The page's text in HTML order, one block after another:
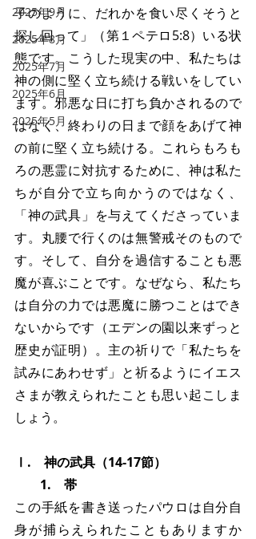
2025年9月
2025年8月
2025年7月
2025年6月
2025年5月
子のように、だれかを食い尽くそうと
探し回って」（第１ペテロ5:8）いる状
態です。こうした現実の中、私たちは
神の側に堅く立ち続ける戦いをしてい
ます。邪悪な日に打ち負かされるので
はなく、終わりの日まで顔をあげて神
の前に堅く立ち続ける。これらもろも
ろの悪霊に対抗するために、神は私た
ちが自分で立ち向かうのではなく、
「神の武具」を与えてくださっていま
す。丸腰で行くのは無警戒そのもので
す。そして、自分を過信することも悪
魔が喜ぶことです。なぜなら、私たち
は自分の力では悪魔に勝つことはでき
ないからです（エデンの園以来ずっと
歴史が証明）。主の祈りで「私たちを
試みにあわせず」と祈るようにイエス
さまが教えられたことも思い起こしま
しょう。
Ⅰ.　神の武具（14-17節）
1.　帯
この手紙を書き送ったパウロは自分自
身が捕らえられたこともありますか